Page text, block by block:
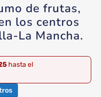
Curso 2025/2026
de frutas,
los centros
La Mancha.
hasta el